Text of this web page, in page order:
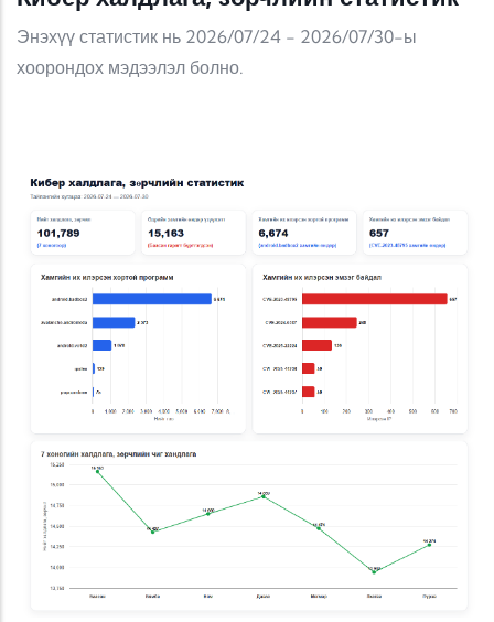
Энэхүү статистик нь 2026/07/24 - 2026/07/30-ы
хоорондох мэдээлэл болно.